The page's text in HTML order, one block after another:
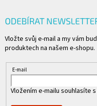
ODEBÍRAT
Vložte svůj e-mail a my vám
produktech na našem e-shopu.
E-mail
Vložením e-mailu souhlasíte s